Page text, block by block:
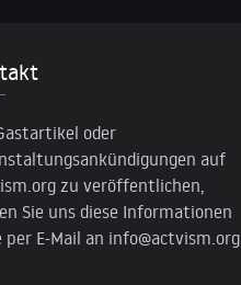
oder
auf
zu veröffentlichen,
Sie uns diese Informationen
E-Mail an info@actvism.org